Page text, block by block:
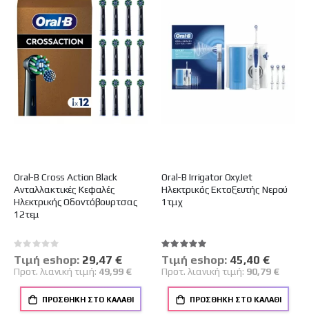
Oral-B Cross Action Black
Ανταλλακτικές Κεφαλές
Ηλεκτρικής Οδοντόβουρτσας
12τεμ
Rating:
0%
Tιμή eshop: Ειδική
Τιμή
29,47 €
Προτ. λιανική τιμή: 49,99 €
ΠΡΟΣΘΉΚΗ ΣΤΟ ΚΑΛΆΘΙ
Oral-B Irrigator OxyJet
Ηλεκτρικός Εκτοξευτής Νερού
1τμχ
Βαθμολογία:
100%
Tιμή eshop: Ειδική
Τιμή
45,40 €
Προτ. λιανική τιμή: 90,79 €
ΠΡΟΣΘΉΚΗ ΣΤΟ ΚΑΛΆΘΙ